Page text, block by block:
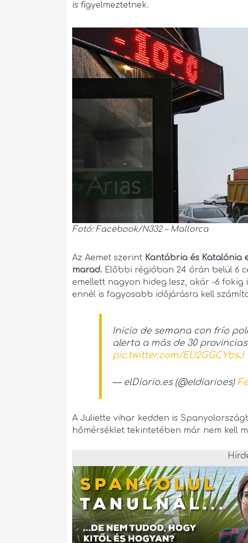
is figyelmeztetnek.
Fotó: Facebook/N332 – Mallorca
Az Aemet szerint Kantábria és Katalónia
marad. Előbbi régióban 24 órán belül 6
emellett nagyon hideg lesz, akár -6
ennél is fagyosabb időjárásra kell
Inicio de semana con frío
alerta a más de 30 provincias
pic.twitter.com/EU2GGCYbsJ
— elDiario.es (@eldiarioes)
A Juliette vihar kedden is
hőmérséklet tekintetében már nem kell